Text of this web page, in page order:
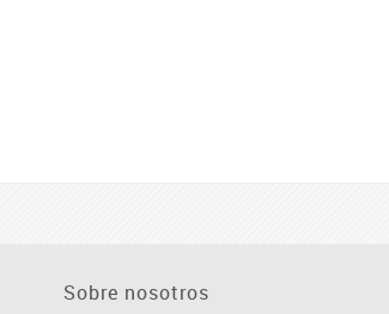
Sobre nosotros